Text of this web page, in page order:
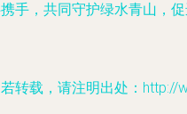
手，共同守护绿水青山，促
转载，请注明出处：http://